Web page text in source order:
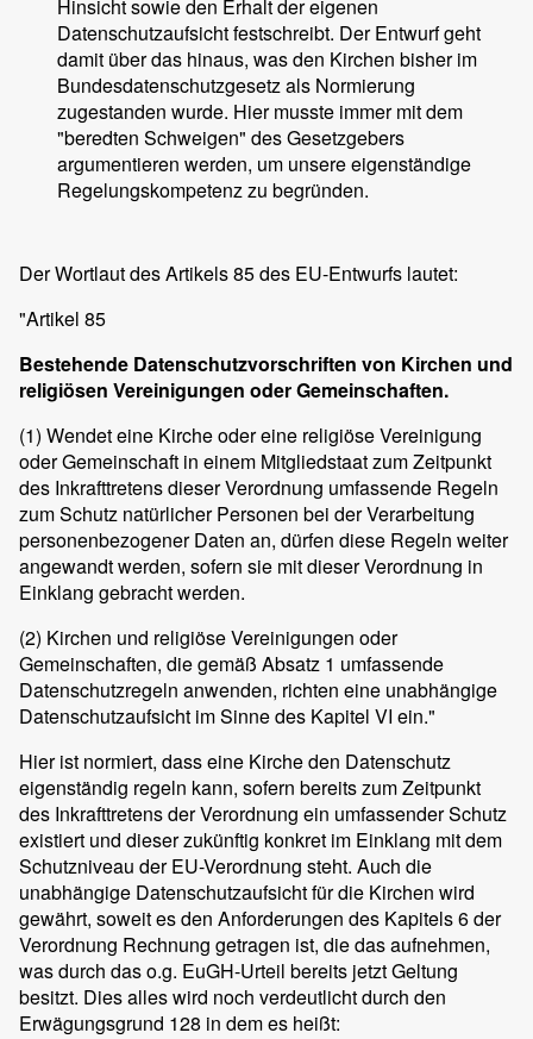
Hinsicht sowie den Erhalt der eigenen
Datenschutzaufsicht festschreibt. Der Entwurf geht
damit über das hinaus, was den Kirchen bisher im
Bundesdatenschutzgesetz als Normierung
zugestanden wurde. Hier musste immer mit dem
"beredten Schweigen" des Gesetzgebers
argumentieren werden, um unsere eigenständige
Regelungskompetenz zu begründen.
Der Wortlaut des Artikels 85 des EU-Entwurfs lautet:
"Artikel 85
Bestehende Datenschutzvorschriften von Kirchen und
religiösen Vereinigungen oder Gemeinschaften.
(1) Wendet eine Kirche oder eine religiöse Vereinigung
oder Gemeinschaft in einem Mitgliedstaat zum Zeitpunkt
des Inkrafttretens dieser Verordnung umfassende Regeln
zum Schutz natürlicher Personen bei der Verarbeitung
personenbezogener Daten an, dürfen diese Regeln weiter
angewandt werden, sofern sie mit dieser Verordnung in
Einklang gebracht werden.
(2) Kirchen und religiöse Vereinigungen oder
Gemeinschaften, die gemäß Absatz 1 umfassende
Datenschutzregeln anwenden, richten eine unabhängige
Datenschutzaufsicht im Sinne des Kapitel VI ein."
Hier ist normiert, dass eine Kirche den Datenschutz
eigenständig regeln kann, sofern bereits zum Zeitpunkt
des Inkrafttretens der Verordnung ein umfassender Schutz
existiert und dieser zukünftig konkret im Einklang mit dem
Schutzniveau der EU-Verordnung steht. Auch die
unabhängige Datenschutzaufsicht für die Kirchen wird
gewährt, soweit es den Anforderungen des Kapitels 6 der
Verordnung Rechnung getragen ist, die das aufnehmen,
was durch das o.g. EuGH-Urteil bereits jetzt Geltung
besitzt. Dies alles wird noch verdeutlicht durch den
Erwägungsgrund 128 in dem es heißt: